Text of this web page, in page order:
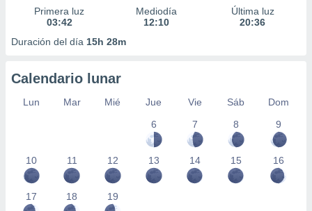
Primera luz
03:42
Mediodía
12:10
Última luz
20:36
Duración del día 15h 28m
Calendario lunar
Lun Mar Mié Jue Vie Sáb
Dom
6
7 8 9
10 11 12 13 14 15 16
17 18 19